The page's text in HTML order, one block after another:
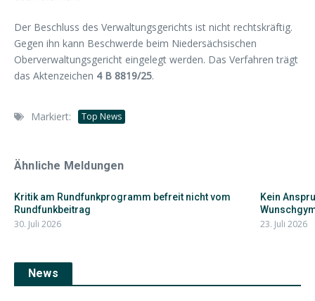
Der Beschluss des Verwaltungsgerichts ist nicht rechtskräftig.
Gegen ihn kann Beschwerde beim Niedersächsischen
Oberverwaltungsgericht eingelegt werden. Das Verfahren trägt
das Aktenzeichen 4 B 8819/25.
Markiert: Top News
Ähnliche Meldungen
Kritik am Rundfunkprogramm befreit nicht vom
Rundfunkbeitrag
30. Juli 2026
Kein
23. Juli 2026
News